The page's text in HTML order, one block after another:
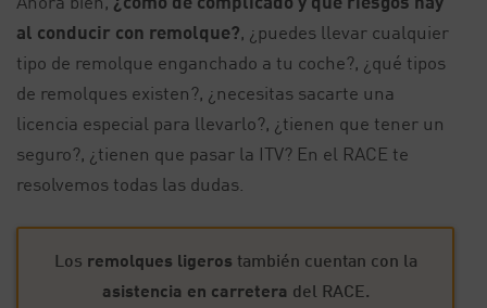
al conducir con remolque?, ¿puedes llevar cualquier
tipo de remolque enganchado a tu coche?, ¿qué tipos
de remolques existen?, ¿necesitas sacarte una
licencia especial para llevarlo?, ¿tienen que tener un
seguro?, ¿tienen que pasar la ITV? En el RACE te
resolvemos todas las dudas.
Los remolques ligeros también cuentan con la
asistencia en carretera del RACE.